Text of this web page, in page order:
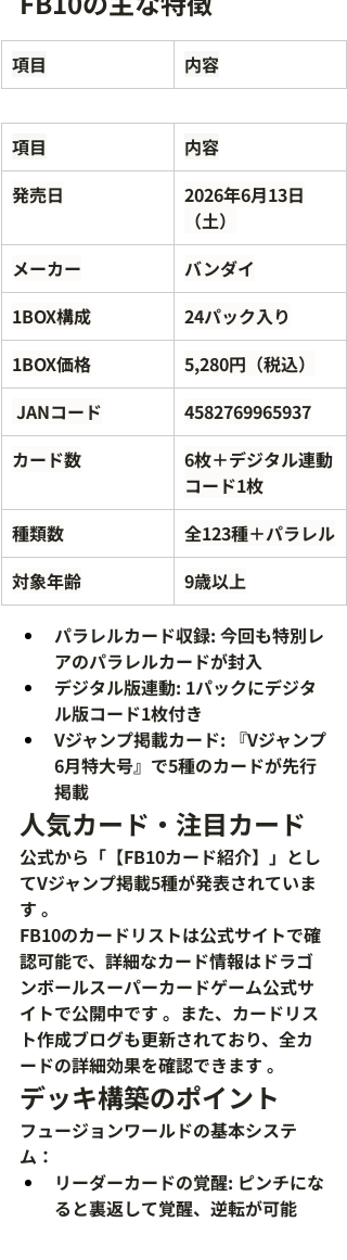
項目 内容
項目
内容
発売日
2026年6月13日
（土）
メーカー
バンダイ
1BOX構成
24パック入り
1BOX価格
5,280円（税込）
JANコード
4582769965937
カード数
6枚＋デジタル連動
コード1枚
種類数
全123種＋パラレル
対象年齢
9歳以上
パラレルカード収録: 今回も特別レ
アのパラレルカードが封入
デジタル版連動: 1パックにデジタ
ル版コード1枚付き
Vジャンプ掲載カード: 『Vジャンプ
6月特大号』で5種のカードが先行
掲載
人気カード・注目カード
公式から「【FB10カード紹介】」とし
てVジャンプ掲載5種が発表されていま
す 。
FB10のカードリストは公式サイトで確
認可能で、詳細なカード情報はドラゴ
ンボールスーパーカードゲーム公式サ
イトで公開中です 。また、カードリス
ト作成ブログも更新されており、全カ
ードの詳細効果を確認できます 。
デッキ構築のポイント
フュージョンワールドの基本システ
ム：
リーダーカードの覚醒: ピンチにな
ると裏返して覚醒、逆転が可能